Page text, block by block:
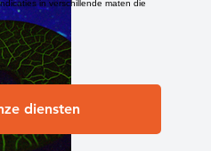
in verschillende maten die
diensten